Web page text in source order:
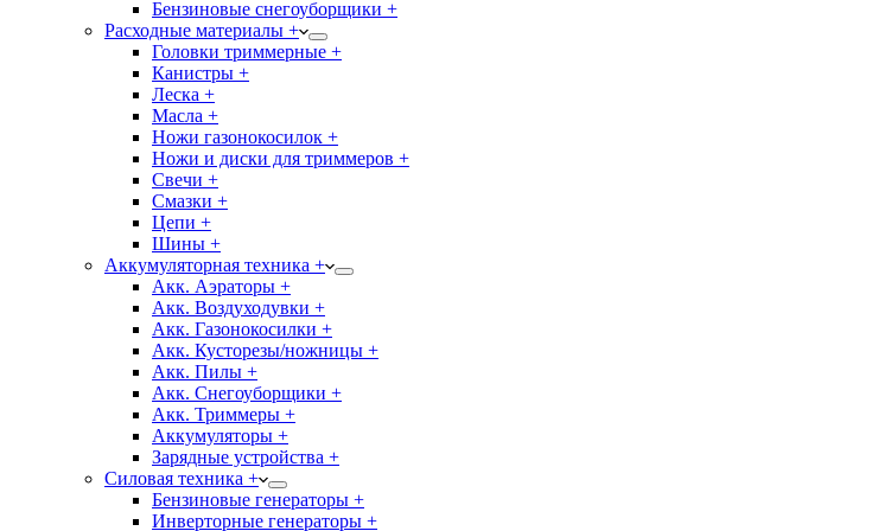
Бензиновые снегоуборщики +
Расходные материалы +
Головки триммерные +
Канистры +
Леска +
Масла +
Ножи газонокосилок +
Ножи и диски для триммеров +
Свечи +
Смазки +
Цепи +
Шины +
Аккумуляторная техника +
Акк. Аэраторы +
Акк. Воздуходувки +
Акк. Газонокосилки +
Акк. Кусторезы/ножницы +
Акк. Пилы +
Акк. Снегоуборщики +
Акк. Триммеры +
Аккумуляторы +
Зарядные устройства +
Силовая техника +
Бензиновые генераторы +
Инверторные генераторы +